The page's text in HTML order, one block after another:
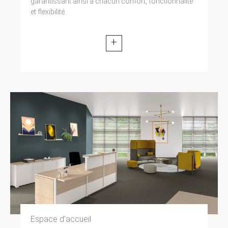
et flexibilité.
+
Espace d’accueil
modifiée par la loi n° 2004-801 du 6 août 2004
relative à l’informatique, aux fichiers et aux
la confiance dans l’économie numérique.
« les informations qui permettent, sous quelque
forme que ce soit, directement ou non,
l’identification des personnes physiques
auxquelles elles s’appliquent » (article 4 de la
loi n° 78-17 du 6 janvier 1978).